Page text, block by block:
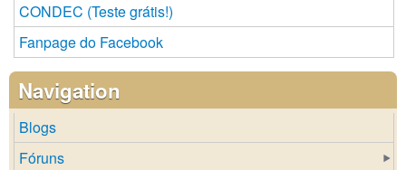
CONDEC (Teste grátis!)
Fanpage do Facebook
Navigation
Blogs
Fóruns